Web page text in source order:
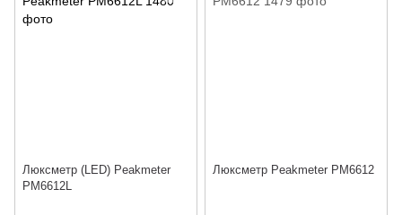
Люксметр (LED) Peakmeter
PM6612L
Люксметр Peakmeter PM6612